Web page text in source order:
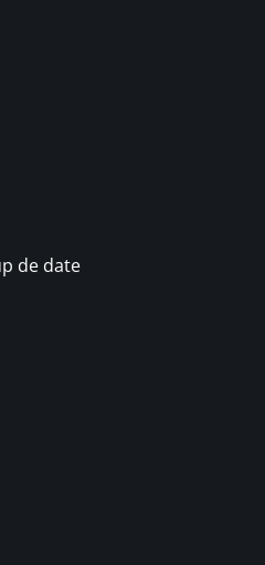
de date